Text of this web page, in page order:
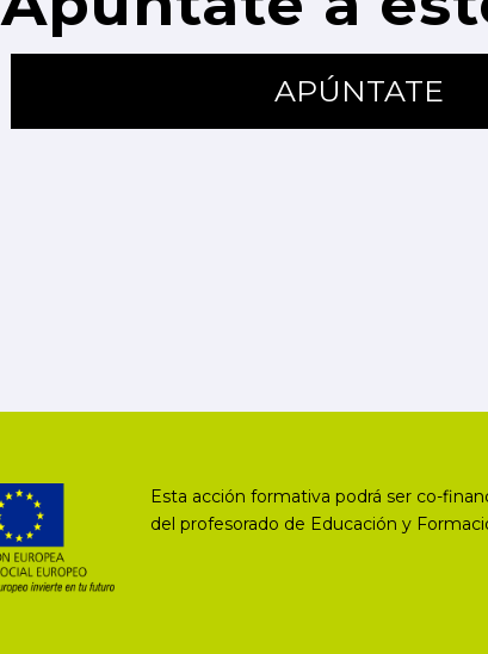
APÚNTATE
Esta acción formativa podrá ser co-
del profesorado de Educación y